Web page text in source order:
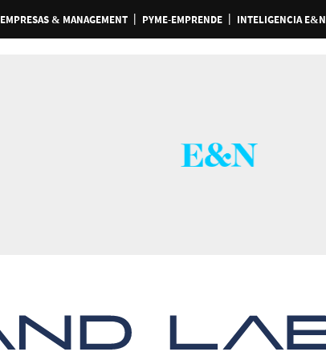
EMPRESAS & MANAGEMENT PYME-EMPRENDE INTELIGENCIA E&N